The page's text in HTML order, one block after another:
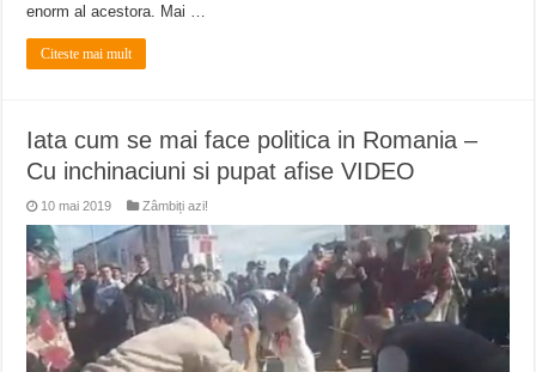
enorm al acestora. Mai …
Citeste mai mult
Iata cum se mai face politica in Romania –
Cu inchinaciuni si pupat afise VIDEO
10 mai 2019 Zâmbiți azi!